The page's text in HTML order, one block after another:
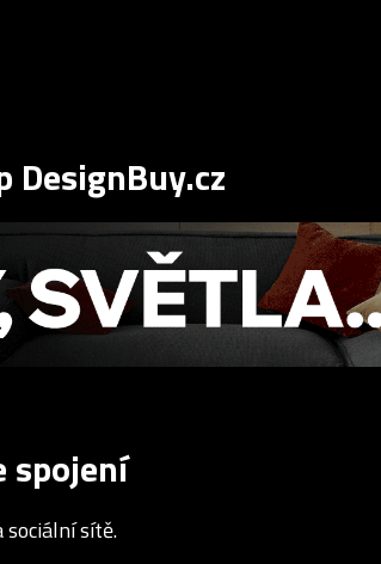
DesignBuy.cz
spojení
sítě.